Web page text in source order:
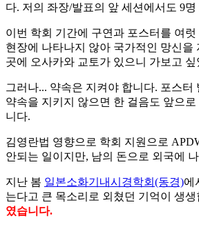
다. 저의 좌장/발표의 앞 세션에서도 9
이번 학회 기간에 구연과 포스터를 여
현장에 나타나지 않아 국가적인 망신
곳에 오사카와 교토가 있으니 가보고
그러나... 약속은 지켜야 합니다. 포스
약속을 지키지 않으면 한 걸음도 앞으
니다.
김영란법 영향으로 학회 지원으로
안되는 일이지만, 남의 돈으로 외국에
지난 봄 일본소화기내시경학회(동경)에
는다고 큰 목소리로 외쳤던 기억이 생
였습니다.